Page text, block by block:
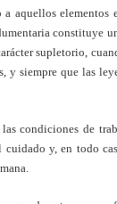
aquellos
constituye
supletorio,
y siempre que las
condiciones de
y, en todo